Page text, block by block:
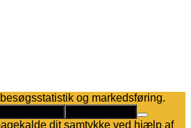
og markedsføring.
dit samtykke ved hjælp af